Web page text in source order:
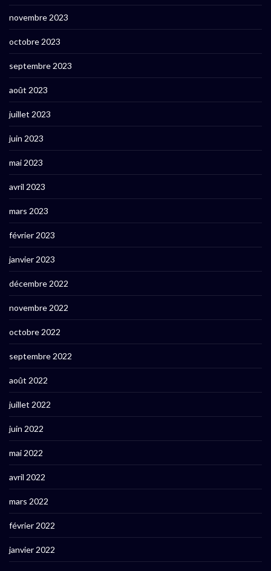
novembre 2023
octobre 2023
septembre 2023
août 2023
juillet 2023
juin 2023
mai 2023
avril 2023
mars 2023
février 2023
janvier 2023
décembre 2022
novembre 2022
octobre 2022
septembre 2022
août 2022
juillet 2022
juin 2022
mai 2022
avril 2022
mars 2022
février 2022
janvier 2022